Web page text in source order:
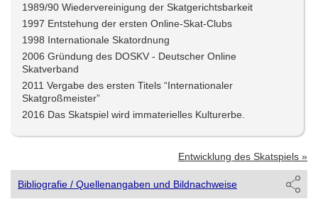
1989/90 Wiedervereinigung der Skatgerichtsbarkeit
1997 Entstehung der ersten Online-Skat-Clubs
1998 Internationale Skatordnung
2006 Gründung des DOSKV - Deutscher Online
Skatverband
2011 Vergabe des ersten Titels “Internationaler
Skatgroßmeister”
2016 Das Skatspiel wird immaterielles Kulturerbe.
Entwicklung des Skatspiels »
Bibliografie / Quellenangaben und Bildnachweise